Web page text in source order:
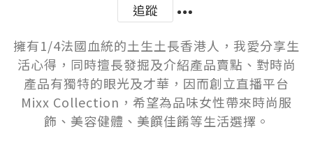
追蹤
擁有1/4法國血統的土生土長香港人，我愛分享生
活心得，同時擅長發掘及介紹產品賣點、對時尚
產品有獨特的眼光及才華，因而創立直播平台
Mixx Collection，希望為品味女性帶來時尚服
飾、美容健體、美饌佳餚等生活選擇。